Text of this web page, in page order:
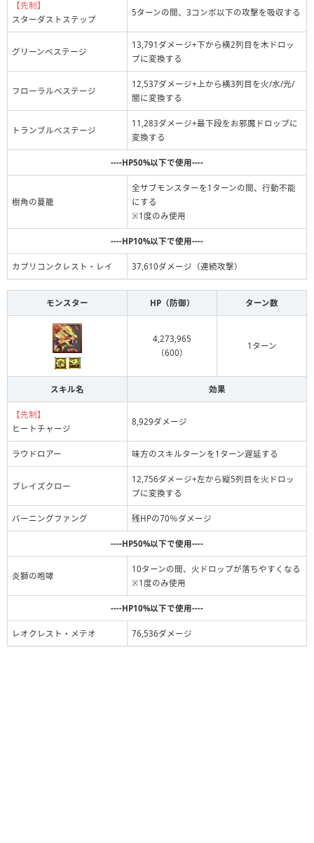
【先制】
スターダストステップ
5ターンの間、3コンボ以下の攻撃を吸収する
グリーンベステージ
13,791ダメージ+下から横2列目を木ドロッ
プに変換する
フローラルべステージ
12,537ダメージ+上から横3列目を火/水/光/
闇に変換する
トランブルべステージ
11,283ダメージ+最下段をお邪魔ドロップに
変換する
----HP50%以下で使用----
樹角の蔓籠
全サブモンスターを1ターンの間、行動不能
にする
※1度のみ使用
----HP10%以下で使用----
カプリコンクレスト・レイ 37,610ダメージ（連続攻撃）
モンスター HP（防御） ターン数
4,273,965
（600）
1ターン
スキル名 効果
【先制】
ヒートチャージ
8,929ダメージ
ラウドロアー 味方のスキルターンを1ターン遅延する
ブレイズクロー
12,756ダメージ+左から縦5列目を火ドロッ
プに変換する
バーニングファング 残HPの70％ダメージ
----HP50%以下で使用----
炎獅の咆哮
10ターンの間、火ドロップが落ちやすくなる
※1度のみ使用
----HP10%以下で使用----
レオクレスト・メテオ 76,536ダメージ